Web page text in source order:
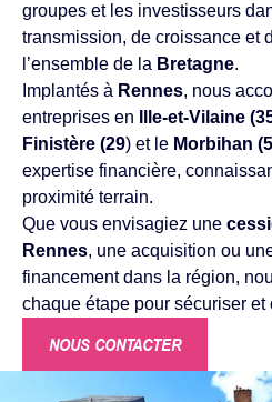
groupes et les investisseurs
transmission, de croissance et
l’ensemble de la Bretagne.
Implantés à Rennes, nous
entreprises en
Ille-et-Vilaine
Finistère (29) et le Morbihan
expertise financière,
proximité terrain.
Que vous envisagiez une
Rennes, une acquisition ou
financement dans la région,
chaque étape pour sécuriser
NOUS CONTACTER